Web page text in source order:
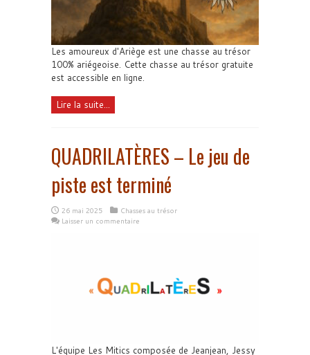
Les amoureux d'Ariège est une chasse au trésor
100% ariégeoise. Cette chasse au trésor gratuite
est accessible en ligne.
Lire la suite...
QUADRILATÈRES – Le jeu de
piste est terminé
26 mai 2025
Chasses au trésor
Laisser un commentaire
L'équipe Les Mitics composée de Jeanjean, Jessy